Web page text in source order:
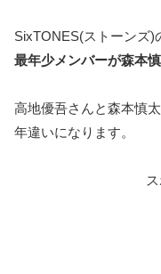
SixTONES(ストーンズ)
最年少メンバーが森本
高地優吾さんと森本慎
年違いになります。